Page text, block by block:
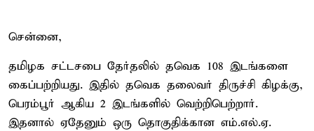
சென்னை,
தமிழக சட்டசபை தேர்தலில் தவெக 108 இடங்களை
கைப்பற்றியது. இதில் தவெக தலைவர் திருச்சி கிழக்கு,
பெரம்பூர் ஆகிய 2 இடங்களில் வெற்றிபெற்றார்.
இதனால் ஏதேனும் ஒரு தொகுதிக்கான எம்.எல்.ஏ.